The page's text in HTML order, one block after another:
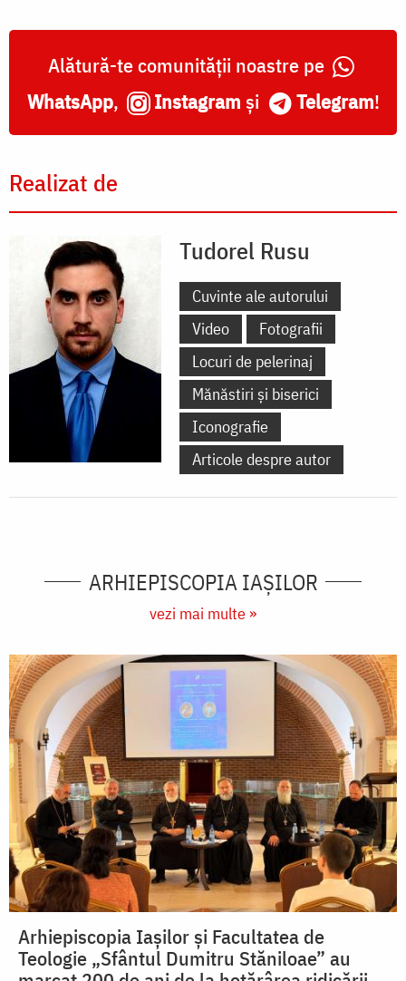
Alătură-te comunității noastre pe
WhatsApp, Instagram și Telegram!
Realizat de
Tudorel Rusu
Cuvinte ale autorului
Video
Fotografii
Locuri de pelerinaj
Mănăstiri și biserici
Iconografie
Articole despre autor
ARHIEPISCOPIA IAŞILOR
vezi mai multe »
Arhiepiscopia Iașilor și Facultatea de
Teologie „Sfântul Dumitru Stăniloae” au